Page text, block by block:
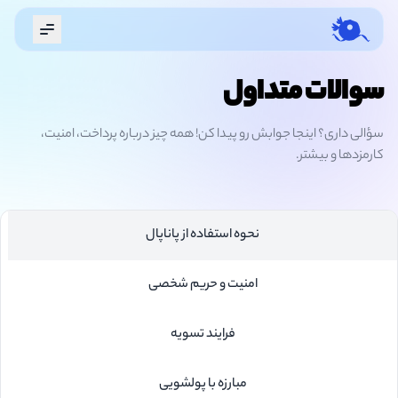
Menu
سوالات متداول
سؤالی داری؟ اینجا جوابش رو پیدا کن! همه چیز درباره پرداخت، امنیت،
کارمزدها و بیشتر.
نحوه استفاده از پاناپال
امنیت و حریم شخصی
فرایند تسویه
مبارزه با پولشویی